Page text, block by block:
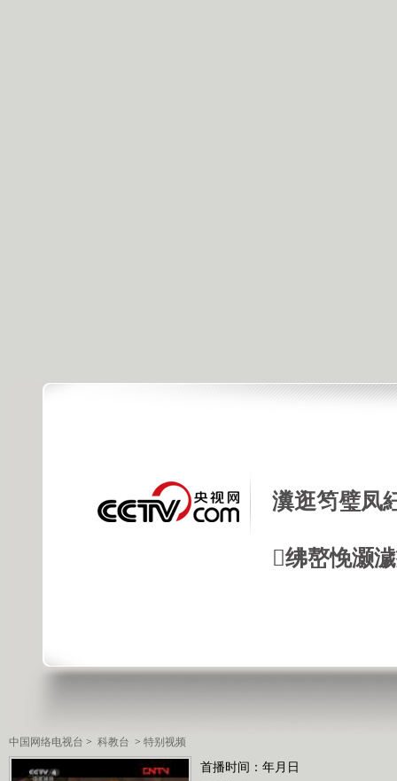
瀵逛笉璧凤
绋嶅悗灏
中国网络电视台 > 科教台 > 特别视频
首播时间：年月日